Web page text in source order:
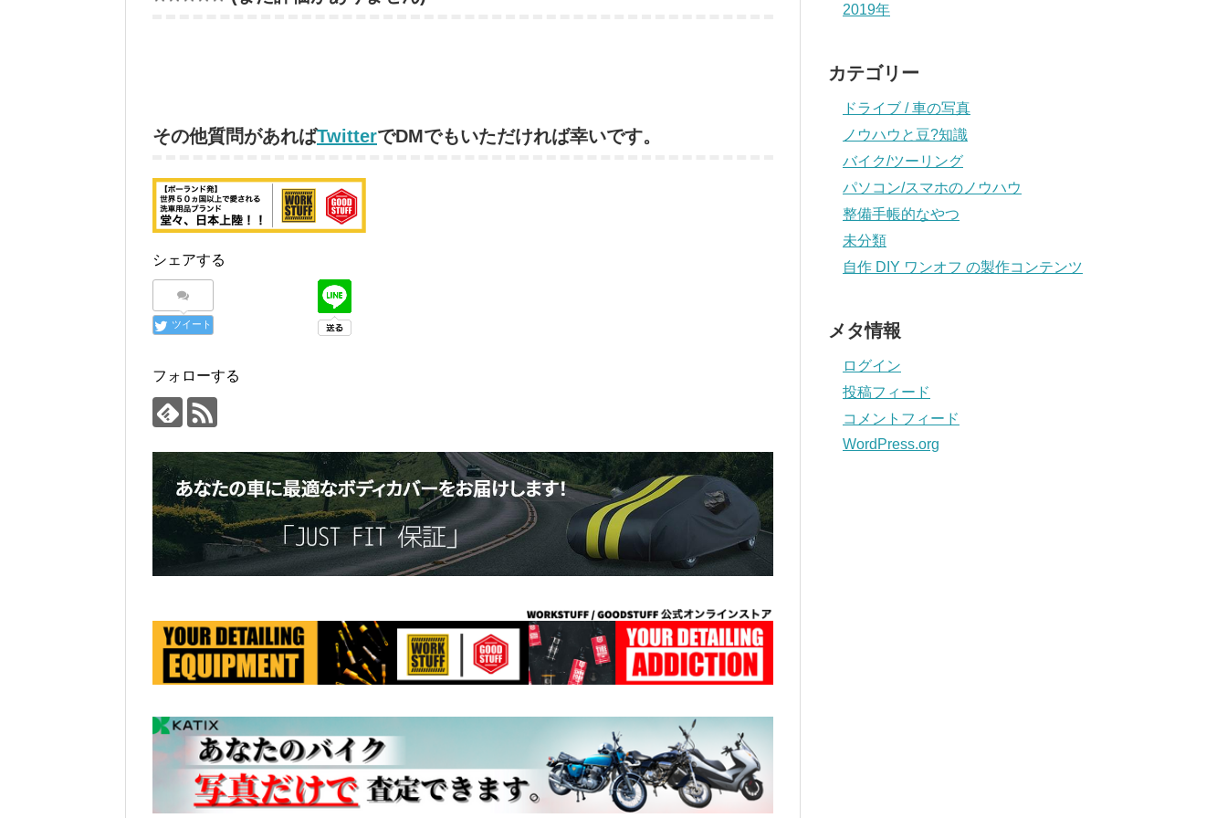
その他質問があればTwitterでDMでもいただければ幸いです。
シェアする
ツイート
フォローする
2019年
カテゴリー
ドライブ / 車の写真
ノウハウと豆?知識
バイク/ツーリング
パソコン/スマホのノウハウ
整備手帳的なやつ
未分類
自作 DIY ワンオフ の製作コンテンツ
メタ情報
ログイン
投稿フィード
コメントフィード
WordPress.org